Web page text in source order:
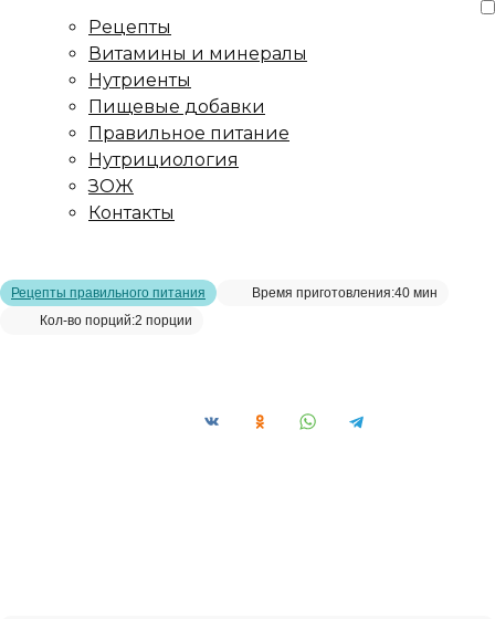
Рецепты
Витамины и минералы
Нутриенты
Пищевые добавки
Правильное питание
Нутрициология
ЗОЖ
Контакты
Рецепты правильного питания Время приготовления:40 мин
Кол-во порций:2 порции